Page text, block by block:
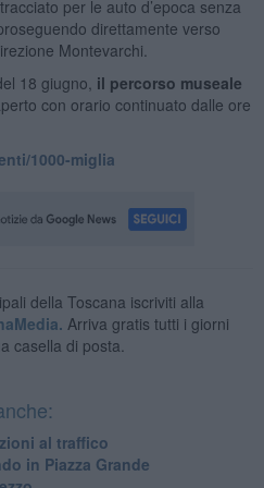
per le auto d’epoca senza
direttamente verso
Montevarchi.
18 giugno, il percorso museale
con orario continuato dalle ore
1000-miglia
della Toscana iscriviti alla
Arriva gratis tutti i giorni
casella di posta.
al traffico
in Piazza Grande